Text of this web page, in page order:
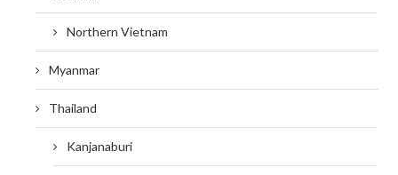
Northern Vietnam
Myanmar
Thailand
Kanjanaburi